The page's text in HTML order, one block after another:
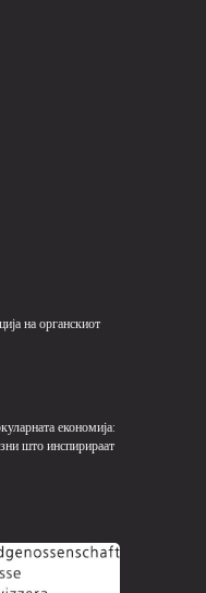
на органскиот
економија:
што инспирираат